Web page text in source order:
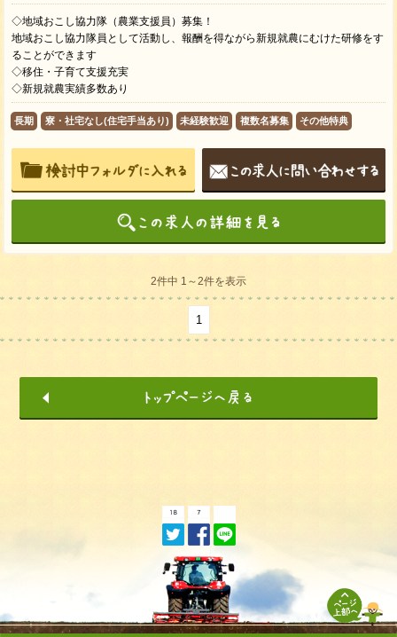
◇地域おこし協力隊（農業支援員）募集！
地域おこし協力隊員として活動し、報酬を得ながら新規就農にむけた研修をす
ることができます
◇移住・子育て支援充実
◇新規就農実績多数あり
長期 寮・社宅なし(住宅手当あり) 未経験歓迎 複数名募集 その他特典
2件中 1～2件を表示
1